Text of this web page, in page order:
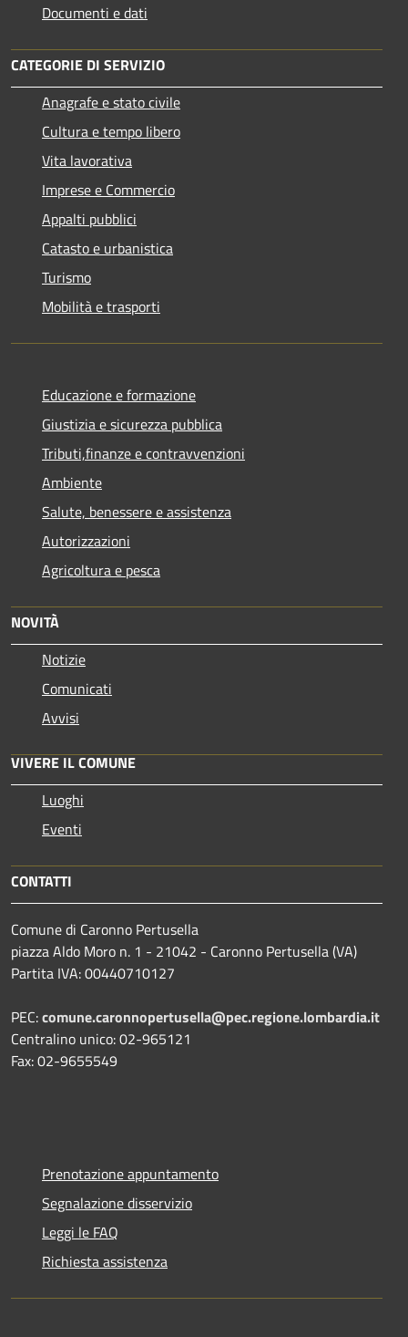
Documenti e dati
CATEGORIE DI SERVIZIO
Anagrafe e stato civile
Cultura e tempo libero
Vita lavorativa
Imprese e Commercio
Appalti pubblici
Catasto e urbanistica
Turismo
Mobilità e trasporti
Educazione e formazione
Giustizia e sicurezza pubblica
Tributi,finanze e contravvenzioni
Ambiente
Salute, benessere e assistenza
Autorizzazioni
Agricoltura e pesca
NOVITÀ
Notizie
Comunicati
Avvisi
VIVERE IL COMUNE
Luoghi
Eventi
CONTATTI
Comune di Caronno Pertusella
piazza Aldo Moro n. 1 - 21042 - Caronno Pertusella (VA)
Partita IVA: 00440710127
PEC:comune.caronnopertusella@pec.regione.lombardia.it
Centralino unico: 02-965121
Fax: 02-9655549
Prenotazione appuntamento
Segnalazione disservizio
Leggi le FAQ
Richiesta assistenza